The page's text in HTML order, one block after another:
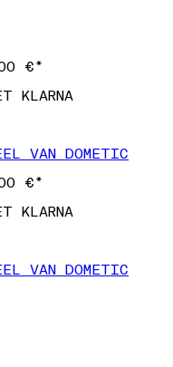
€*
KLARNA
VAN DOMETIC
€*
KLARNA
VAN DOMETIC